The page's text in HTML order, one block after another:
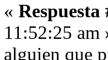
« Respuesta
11:52:25 am
alguien que